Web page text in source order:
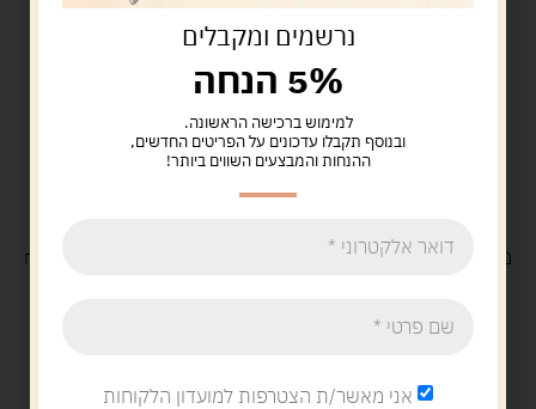
משלוח חינםבקנייה מעל 329 ש"ח
נרשמים ומקבלים
5% הנחה
למימוש ברכישה הראשונה.
ובנוסף תקבלו עדכונים על הפריטים החדשים,
ההנחות והמבצעים השווים ביותר!
אני מאשר/ת הצטרפות למועדון הלקוחות